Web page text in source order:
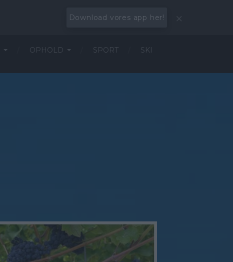
Download vores app her!
OPHOLD SPORT SKI